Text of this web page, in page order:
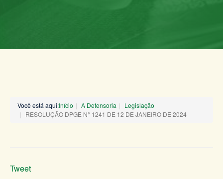
Você está aqui:Início A Defensoria
Legislação
RESOLUÇÃO DPGE N° 1241 DE 12 DE JANEIRO DE 2024
Tweet